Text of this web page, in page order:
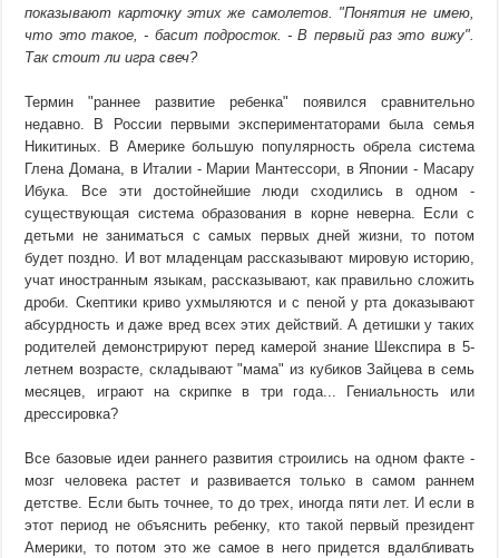
показывают карточку этих же самолетов. "Понятия не имею,
что это такое, - басит подросток. - В первый раз это вижу".
Так стоит ли игра свеч?
Термин "раннее развитие ребенка" появился сравнительно
недавно. В России первыми экспериментаторами была семья
Никитиных. В Америке большую популярность обрела система
Глена Домана, в Италии - Марии Мантессори, в Японии - Масару
Ибука. Все эти достойнейшие люди сходились в одном -
существующая система образования в корне неверна. Если с
детьми не заниматься с самых первых дней жизни, то потом
будет поздно. И вот младенцам рассказывают мировую историю,
учат иностранным языкам, рассказывают, как правильно сложить
дроби. Скептики криво ухмыляются и с пеной у рта доказывают
абсурдность и даже вред всех этих действий. А детишки у таких
родителей демонстрируют перед камерой знание Шекспира в 5-
летнем возрасте, складывают "мама" из кубиков Зайцева в семь
месяцев, играют на скрипке в три года... Гениальность или
дрессировка?
Все базовые идеи раннего развития строились на одном факте -
мозг человека растет и развивается только в самом раннем
детстве. Если быть точнее, то до трех, иногда пяти лет. И если в
этот период не объяснить ребенку, кто такой первый президент
Америки, то потом это же самое в него придется вдалбливать